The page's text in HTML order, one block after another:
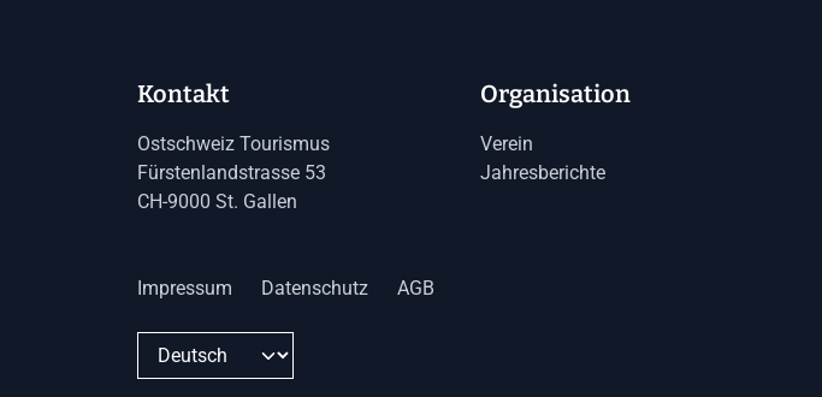
Kontakt
Ostschweiz Tourismus
Fürstenlandstrasse 53
CH-9000 St. Gallen
Organisation
Verein
Jahresberichte
Impressum Datenschutz AGB
Sprache wechseln